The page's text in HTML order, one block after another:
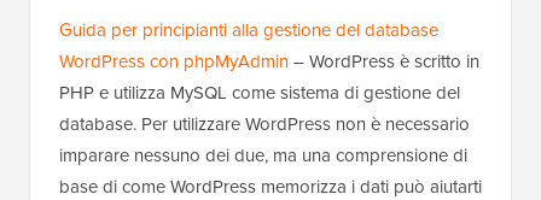
Guida per principianti alla gestione del database
WordPress con phpMyAdmin– WordPress è scritto in
PHP e utilizza MySQL come sistema di gestione del
database. Per utilizzare WordPress non è necessario
imparare nessuno dei due, ma una comprensione di
base di come WordPress memorizza i dati può aiutarti